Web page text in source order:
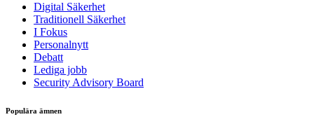
Digital Säkerhet
Traditionell Säkerhet
I Fokus
Personalnytt
Debatt
Lediga jobb
Security Advisory Board
Populära ämnen